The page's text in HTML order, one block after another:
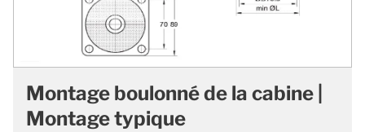
Montage boulonné de la cabine |
Montage typique